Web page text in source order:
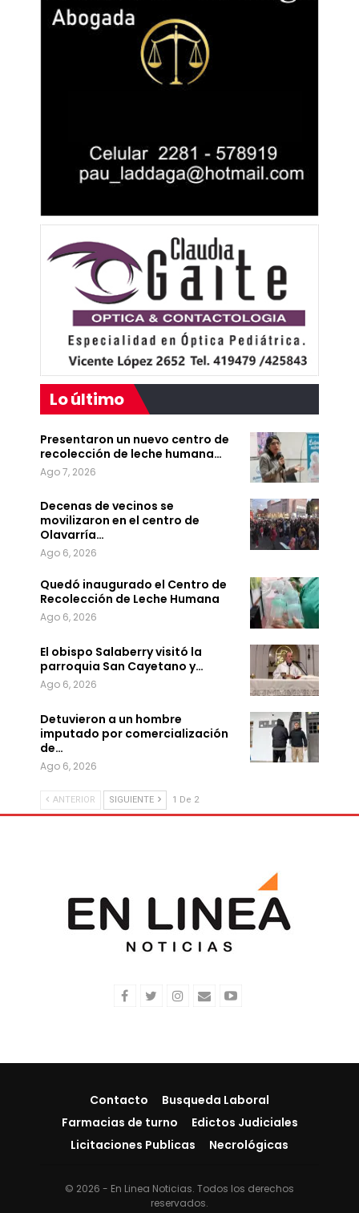
Lo último
Presentaron un nuevo centro de
recolección de leche humana…
Ago 7, 2026
Decenas de vecinos se
movilizaron en el centro de
Olavarría…
Ago 6, 2026
Quedó inaugurado el Centro de
Recolección de Leche Humana
Ago 6, 2026
El obispo Salaberry visitó la
parroquia San Cayetano y…
Ago 6, 2026
Detuvieron a un hombre
imputado por comercialización
de…
Ago 6, 2026
ANTERIOR SIGUIENTE 1 De 2
Contacto
Busqueda Laboral
Farmacias de turno
Edictos Judiciales
Licitaciones Publicas
Necrológicas
© 2026 - En Linea Noticias. Todos los derechos
reservados.